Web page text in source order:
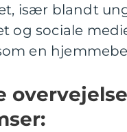
især blandt
og sociale
en